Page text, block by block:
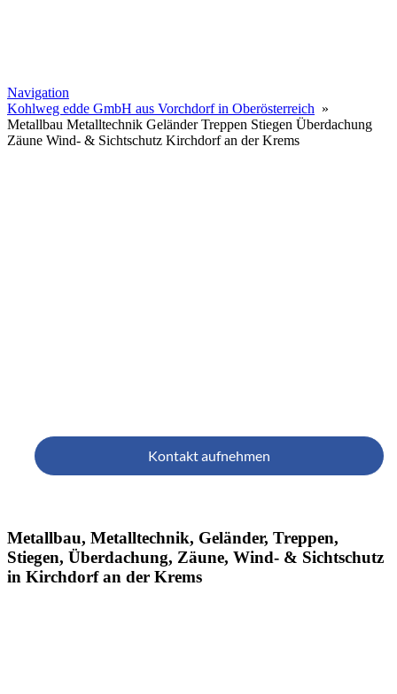
Navigation
Kohlweg edde GmbH aus Vorchdorf in Oberösterreich »
Metallbau Metalltechnik Geländer Treppen Stiegen Überdachung
Zäune Wind- & Sichtschutz Kirchdorf an der Krems
Kontakt aufnehmen
Metallbau, Metalltechnik, Geländer, Treppen,
Stiegen, Überdachung, Zäune, Wind- & Sichtschutz
in Kirchdorf an der Krems